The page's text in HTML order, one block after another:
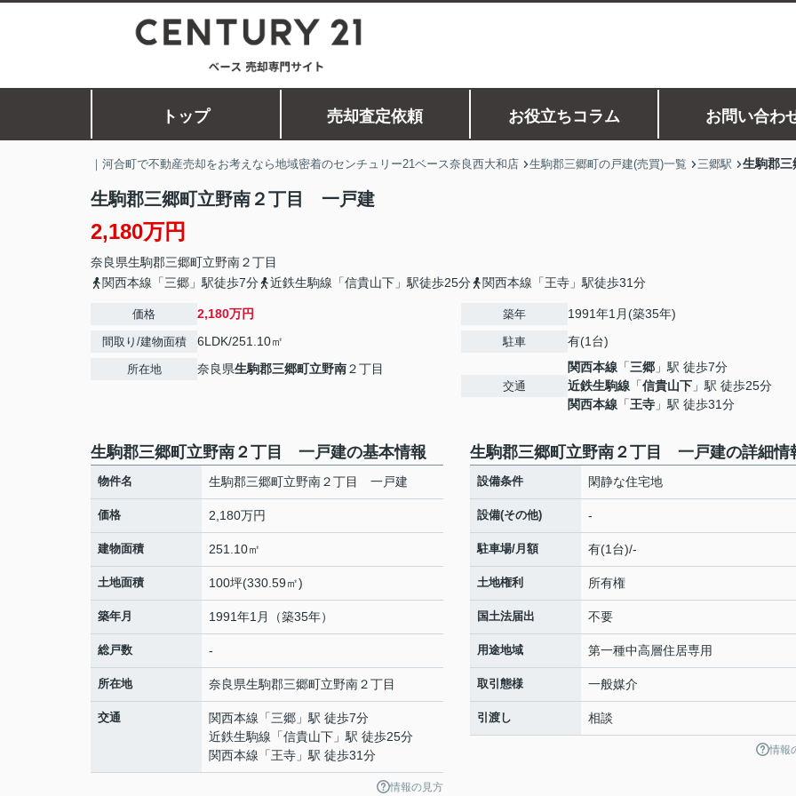
トップ 売却査定依頼 お役立ちコラム お問い合わ
｜河合町で不動産売却をお考えなら地域密着のセンチュリー21ベース奈良西大和店 生駒郡三郷町の戸建(売買)一覧 三郷駅 生駒郡
生駒郡三郷町立野南２丁目 一戸建
2,180万円
奈良県生駒郡三郷町立野南２丁目
関西本線「三郷」駅徒歩7分
近鉄生駒線「信貴山下」駅徒歩25分 関西本線「王寺」駅徒歩31分
価格 2,180万円
間取り/建物面積 6LDK/251.10㎡
所在地 奈良県生駒郡三郷町立野南２丁目
築年 1991年1月(築35年)
駐車 有(1台)
交通
関西本線 「三郷 」駅 徒歩7分
近鉄生駒線 「信貴山下 」駅 徒歩25分
関西本線 「王寺 」駅 徒歩31分
生駒郡三郷町立野南２丁目 一戸建の基本情報
物件名 生駒郡三郷町立野南２丁目 一戸建
価格 2,180万円
建物面積 251.10㎡
土地面積 100坪(330.59㎡)
築年月 1991年1月（築35年）
総戸数 -
所在地 奈良県生駒郡三郷町立野南２丁目
交通 関西本線 「三郷 」駅 徒歩7分
近鉄生駒線 「信貴山下 」駅 徒歩25分
関西本線 「王寺 」駅 徒歩31分
情報の見方
生駒郡三郷町立野南２丁目 一戸建の詳細情
設備条件 閑静な住宅地
設備(その他) -
駐車場/月額 有(1台)/-
土地権利 所有権
国土法届出 不要
用途地域 第一種中高層住居専用
取引態様 一般媒介
引渡し 相談
情報